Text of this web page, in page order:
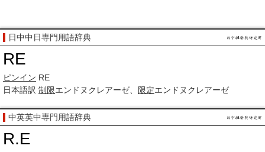
日中中日専門用語辞典
RE
ピンイン RE
日本語訳 制限エンドヌクレアーゼ、 限定エンドヌクレアーゼ
中英英中専門用語辞典
R.E